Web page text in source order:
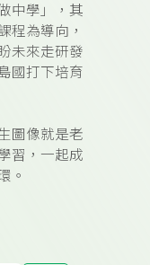
中學」，其
程為導向，
未來走研發
國打下培育
圖像就是老
習，一起成
。